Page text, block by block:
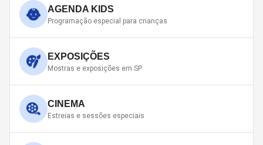
AGENDA KIDS
Programação especial para crianças
EXPOSIÇÕES
Mostras e exposições em SP
CINEMA
Estreias e sessões especiais